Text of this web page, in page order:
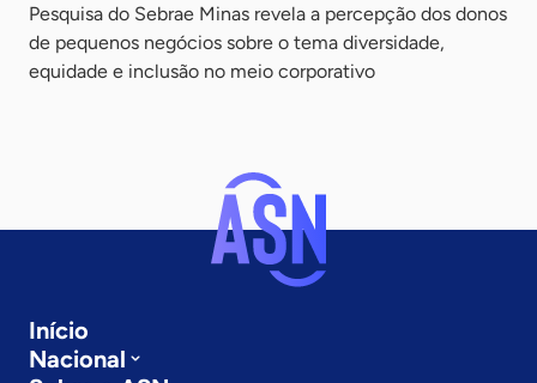
Pesquisa do Sebrae Minas revela a percepção dos donos
de pequenos negócios sobre o tema diversidade,
equidade e inclusão no meio corporativo
Início
Nacional